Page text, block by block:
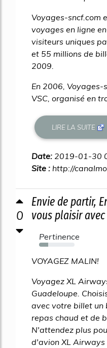
Voyages-sncf.com
voyages en ligne
visiteurs uniques
et 55 millions de
2009.
En 2006, Voyages-
VSC, organisé en
LIRE LA SUITE
Date: 2019-01-30
Site : http://
0
Envie de partir,
vous plaisir avec
Pertinence
26%
VOYAGEZ MALIN!
Voyagez XL
Guadeloupe.
avec votre billet un
repas chaud et de
N'attendez plus
d'avion XL Airways